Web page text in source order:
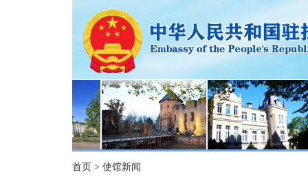
首页 > 使馆新闻